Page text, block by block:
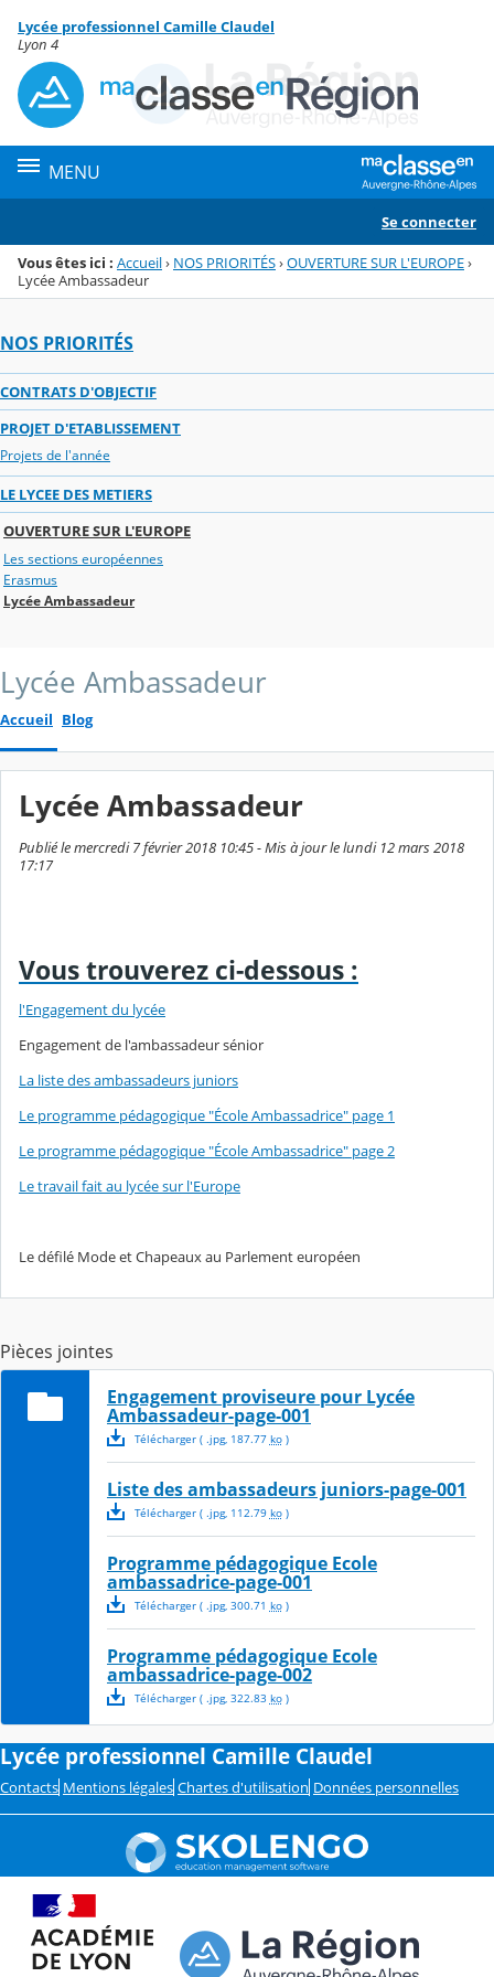
Menu de la rubrique
Contenu
Lycée professionnel Camille Claudel
Lyon 4
MENU
Se connecter
Vous êtes ici : Accueil› NOS PRIORITÉS›OUVERTURE SUR L'EUROPE›
Lycée Ambassadeur
NOS PRIORITÉS
CONTRATS D'OBJECTIF
PROJET D'ETABLISSEMENT
Projets de l'année
LE LYCEE DES METIERS
OUVERTURE SUR L'EUROPE
Les sections européennes
Erasmus
Lycée Ambassadeur
Lycée Ambassadeur
Accueil Blog
Lycée Ambassadeur
Publié le mercredi 7 février 2018 10:45 - Mis à jour le lundi 12 mars 2018
17:17
Vous trouverez ci-dessous :
l'Engagement du lycée
Engagement de l'ambassadeur sénior
La liste des ambassadeurs juniors
Le programme pédagogique "École Ambassadrice" page 1
Le programme pédagogique "École Ambassadrice" page 2
Le travail fait au lycée sur l'Europe
Le défilé Mode et Chapeaux au Parlement européen
Pièces jointes
Engagement proviseure pour Lycée
Ambassadeur-page-001
Télécharger( .jpg, 187.77 ko)
Liste des ambassadeurs juniors-page-001
Télécharger( .jpg, 112.79 ko)
Programme pédagogique Ecole
ambassadrice-page-001
Télécharger( .jpg, 300.71 ko)
Programme pédagogique Ecole
ambassadrice-page-002
Télécharger( .jpg, 322.83 ko)
Lycée professionnel Camille Claudel
Contacts Mentions légales Chartes d'utilisation Données personnelles